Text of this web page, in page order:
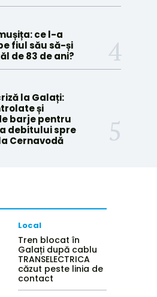
ce l-a
fiul său să-și
de 83 de ani?
la Galați:
și
barje pentru
debitului spre
Cernavodă
Local
Tren blocat în
Galați după cablu
TRANSELECTRICA
căzut peste linia de
contact